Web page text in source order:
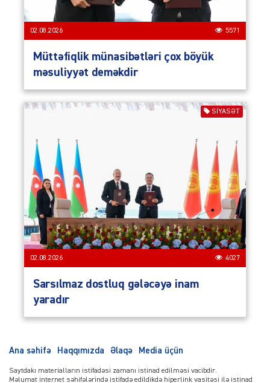
02.08.2026 5571
Müttəfiqlik münasibətləri çox böyük
məsuliyyət deməkdir
SIYASƏT
02.08.2026 4027
Sarsılmaz dostluq gələcəyə inam
yaradır
Ana səhifə Haqqımızda Əlaqə Media üçün
Saytdakı materialların istifadəsi zamanı istinad edilməsi vacibdir.
Məlumat internet səhifələrində istifadə edildikdə hiperlink vasitəsi ilə istinad